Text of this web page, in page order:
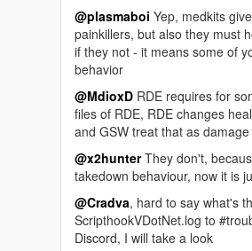
@plasmaboi Yep, medkits
painkillers, but also they must
if they not - it means some of
behavior
@MdioxD RDE requires for
files of RDE, RDE changes
and GSW treat that as damage
@x2hunterThey don't,
takedown behaviour, now it is
@Cradva, hard to say what's
ScripthookVDotNet.log to
Discord, I will take a look